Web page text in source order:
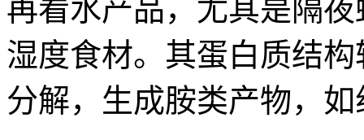
再看水产品，尤其是隔
湿度食材。其蛋白质结
分解，生成胺类产物，